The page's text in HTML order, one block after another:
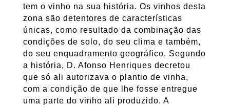
tem o vinho na sua história. Os vinhos desta
zona são detentores de características
únicas, como resultado da combinação das
condições de solo, do seu clima e também,
do seu enquadramento geográfico. Segundo
a história, D. Afonso Henriques decretou
que só ali autorizava o plantio de vinha,
com a condição de que lhe fosse entregue
uma parte do vinho ali produzido. A